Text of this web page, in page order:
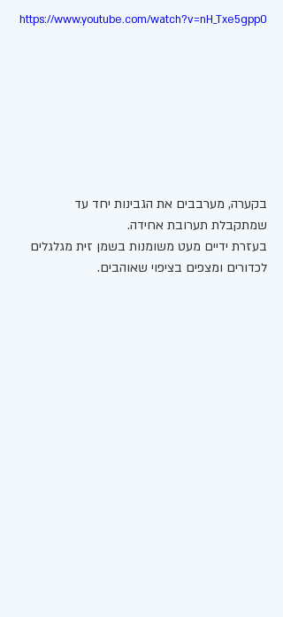
https://www.youtube.com/watch?v=nH_Txe5gpp0
בקערה, מערבבים את הגבינות יחד עד
שמתקבלת תערובת אחידה.
בעזרת ידיים מעט משומנות בשמן זית מגלגלים
לכדורים ומצפים בציפוי שאוהבים.